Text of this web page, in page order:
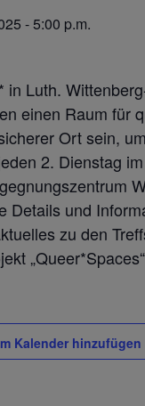
- 5:00 p.m.
in Luth.
einen Raum für
Ort sein,
2. Dienstag
Details und
zu den
Kalender hinzufügen